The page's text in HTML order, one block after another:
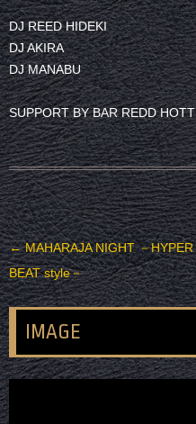
DJ REED HIDEKI
DJ AKIRA
DJ MANABU
SUPPORT BY BAR REDD HOTT
投稿ナビゲーション
←MAHARAJA NIGHT －HYPER
BEAT style－
IMAGE